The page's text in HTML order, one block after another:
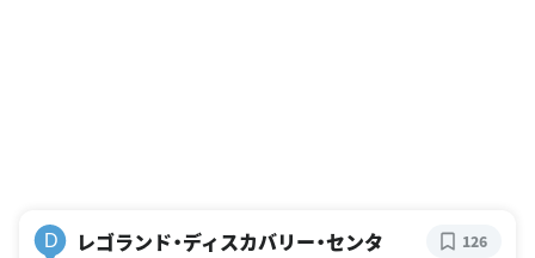
D
レゴランド・ディスカバリー・センタ
126